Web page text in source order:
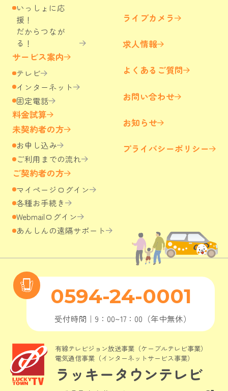
いっしょに応
援！
だからつなが
る！
サービス案内
テレビ
インターネット
固定電話
料金試算
未契約者の方
お申し込み
ご利用までの流れ
ご契約者の方
マイページログイン
各種お手続き
Webmailログイン
あんしんの遠隔サポート
ライブカメラ
求人情報
よくあるご質問
お問い合わせ
お知らせ
プライバシーポリシー
有線テレビジョン放送事業（ケーブルテレビ事業）
電気通信事業（インターネットサービス事業）
ラッキータウンテレビ
0594-24-0001
受付時間｜9：00~17：00（年中無休）